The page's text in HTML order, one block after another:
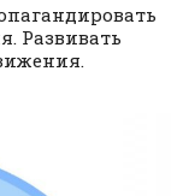
Развивать